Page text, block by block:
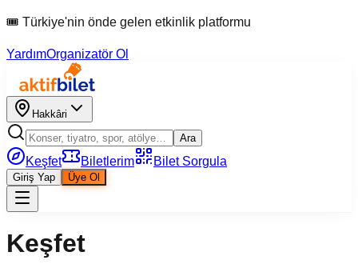
🎟 Türkiye'nin önde gelen etkinlik platformu
YardımOrganizatör Ol
Hakkâri
Ara
Keşfet Biletlerim Bilet Sorgula
Giriş Yap Üye Ol
Keşfet